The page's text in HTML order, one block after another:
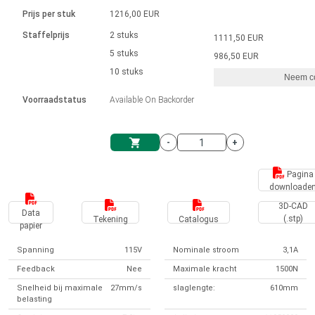
Eenheidssysteem
Solenoïden
driver
Ø 28-42| 1-1400 rpm | <= 290Ncm
Borstelloze DC-motordrivers
Borstel DC-motordrivers DPWM-
Stappenmotor drivers
Synchroon-asynchroon | voor 1-4 aandrijvingen
Besturingskasten
Synchroon-asynchroon | voor 1-4 aandrijvingen
Français (EUR)
Norsk (NOK)
Suomi (EUR)
Svenska (SEK)
Prijs per stuk
Staffelprijs
Voorraadstatus
1216,00 EUR
2 stuks
5 stuks
10 stuks
Available On Backorder
1111,50 EUR
986,50 EUR
Neem
- +
Pagina
Data
papier
Tekening Catalogus
3D-CAD
(.stp)
Spanning 115V Nominale stroom 3,1A
Feedback Nee Maximale kracht 1500N
Snelheid bij maximale
belasting
27mm/s slaglengte: 610mm